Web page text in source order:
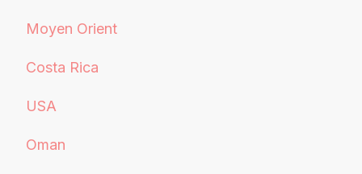
Moyen Orient
Costa Rica
USA
Oman